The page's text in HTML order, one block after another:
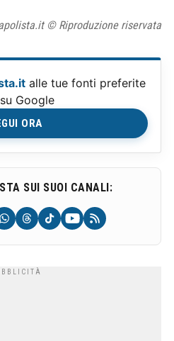
© Riproduzione riservata
alle tue fonti preferite
su Google
ORA
SUI SUOI CANALI: